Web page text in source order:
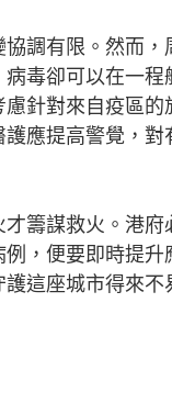
有限。然而，
毒卻可以在一
針對來自疫區
應提高警覺，
謀救火。港府
，便要即時提
這座城市得來不